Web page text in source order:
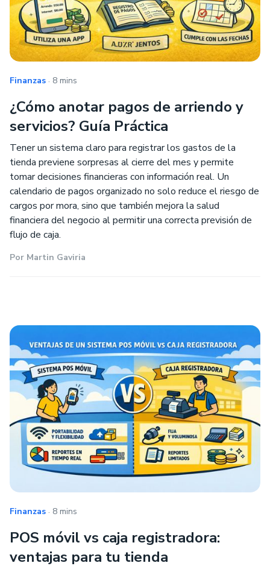
Finanzas . 8 mins
¿Cómo anotar pagos de arriendo y
servicios? Guía Práctica
Tener un sistema claro para registrar los gastos de la
tienda previene sorpresas al cierre del mes y permite
tomar decisiones financieras con información real. Un
calendario de pagos organizado no solo reduce el riesgo de
cargos por mora, sino que también mejora la salud
financiera del negocio al permitir una correcta previsión de
flujo de caja.
Por Martin Gaviria
Finanzas . 8 mins
POS móvil vs caja registradora:
ventajas para tu tienda